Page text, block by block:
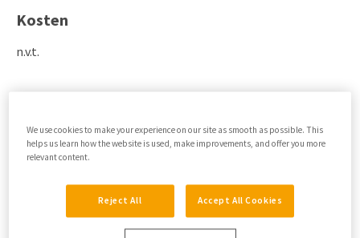
Kosten
n.v.t.
De DERS is een vragenlijst voor adolescenten en
volwassenen bedoeld om moeilijkheden in de
Schalen
We use cookies to make your experience on our site as smooth as possible. This
helps us learn how the website is used, make improvements, and offer you more
relevant content.
Reject All Accept All Cookies